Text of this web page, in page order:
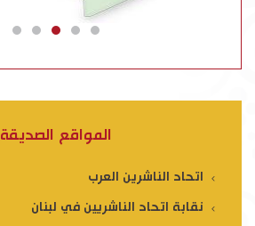
المواقع الصديقة
اتحاد الناشرين العرب
نقابة اتحاد الناشريين في لبنان